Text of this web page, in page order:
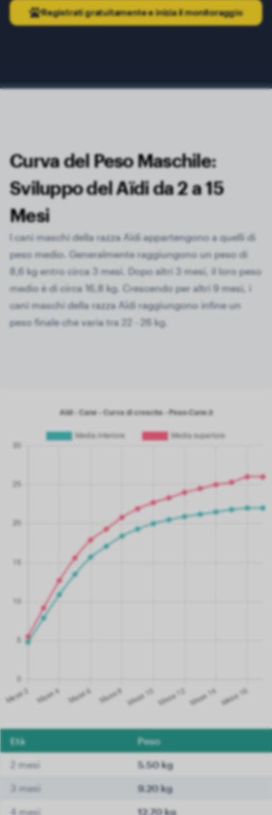
Registrati gratuitamente e inizia il monitoraggio
Curva del Peso Maschile:
Sviluppo del Aïdi da 2 a 15
Mesi
I cani maschi della razza Aïdi appartengono a quelli di
peso medio. Generalmente raggiungono un peso di
8,6 kg entro circa 3 mesi. Dopo altri 3 mesi, il loro peso
medio è di circa 16,8 kg. Crescendo per altri 9 mesi, i
cani maschi della razza Aïdi raggiungono infine un
peso finale che varia tra 22 - 26 kg.
Età Peso
2 mesi 5.50 kg
3 mesi 9.20 kg
4 mesi 12.70 kg